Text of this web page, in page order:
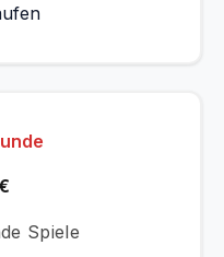
Spiele